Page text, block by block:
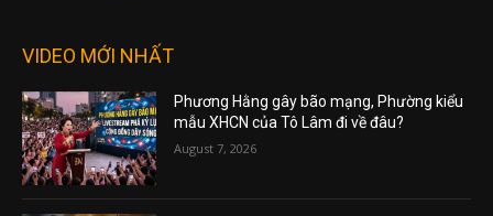
VIDEO MỚI NHẤT
Phương Hằng gây bão mạng, Phường kiểu
mẫu XHCN của Tô Lâm đi về đâu?
August 7, 2026